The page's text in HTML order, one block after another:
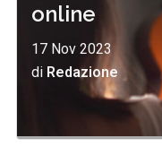
online
17 Nov 2023
di Redazione